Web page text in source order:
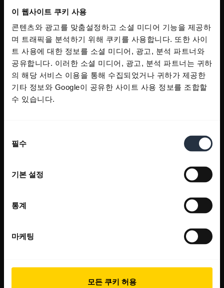
이 웹사이트 쿠키 사용
콘텐츠와 광고를 맞춤설정하고 소셜 미디어 기능을 제공하
며 트래픽을 분석하기 위해 쿠키를 사용합니다. 또한 사이
트 사용에 대한 정보를 소셜 미디어, 광고, 분석 파트너와
공유합니다. 이러한 소셜 미디어, 광고, 분석 파트너는 귀하
의 해당 서비스 이용을 통해 수집되었거나 귀하가 제공한
기타 정보와 Google이 공유한 사이트 사용 정보를 조합할
수 있습니다.
필수
기본 설정
통계
마케팅
모든 쿠키 허용